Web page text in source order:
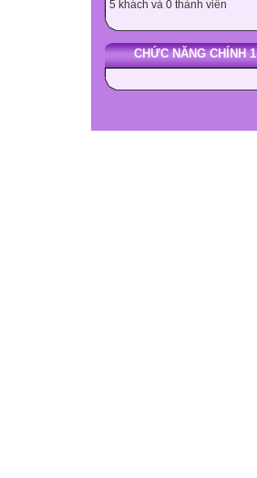
5 khách và 0 thành viên
CHỨC NĂNG CHÍNH 1